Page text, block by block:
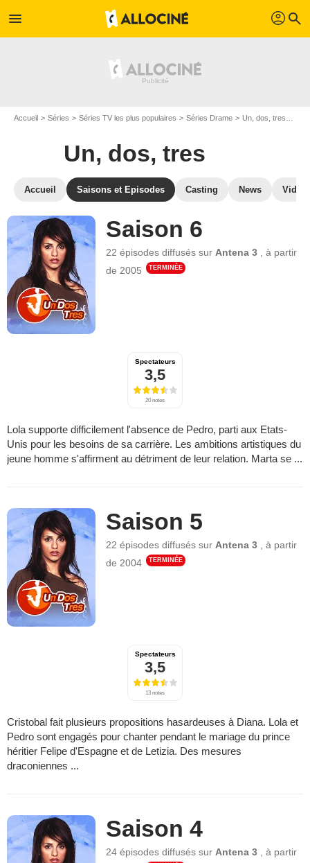
menu profil search
Accueil Séries Séries TV les plus populaires Séries Drame Un, dos, tres
Un, dos, tres
Accueil Saisons et Episodes Casting News
Saison 6
22 épisodes diffusés sur Antena 3 ,à partir
de 2005 TERMINÉE
Spectateurs
3,5
20 notes
Lola supporte difficilement l'absence de Pedro, parti aux Etats-
Unis pour les besoins de sa carrière. Les ambitions artistiques du
jeune homme s'affirment au détriment de leur relation. Marta se ...
Saison 5
22 épisodes diffusés sur Antena 3 ,à partir
de 2004 TERMINÉE
Spectateurs
3,5
13 notes
Cristobal fait plusieurs propositions hasardeuses à Diana. Lola et
Pedro sont engagés pour chanter pendant le mariage du prince
héritier Felipe d'Espagne et de Letizia. Des mesures
draconiennes ...
Saison 4
24 épisodes diffusés surAntena 3 ,à partir